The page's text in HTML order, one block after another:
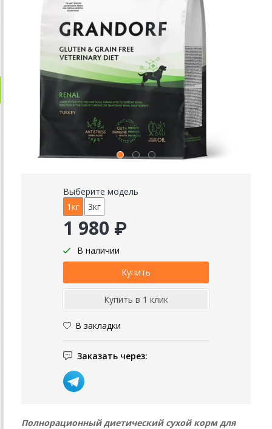
Выберите модель
1кг
3кг
1 980 ₽
В наличии
В закладки
Заказать через:
Полнорационный диетический сухой корм для